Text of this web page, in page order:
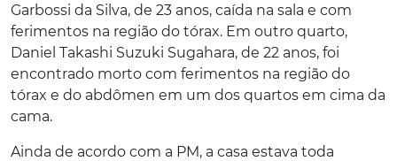
Garbossi da Silva, de 23 anos, caída na sala e com
ferimentos na região do tórax. Em outro quarto,
Daniel Takashi Suzuki Sugahara, de 22 anos, foi
encontrado morto com ferimentos na região do
tórax e do abdômen em um dos quartos em cima da
cama.
Ainda de acordo com a PM, a casa estava toda